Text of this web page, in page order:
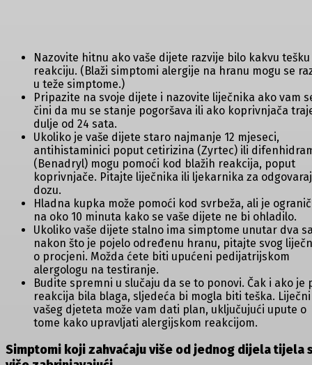
Nazovite hitnu ako vaše dijete razvije bilo kakvu tešku
reakciju. (Blaži simptomi alergije na hranu mogu se
u teže simptome.)
Pripazite na svoje dijete i nazovite liječnika ako vam
čini da mu se stanje pogoršava ili ako koprivnjača
dulje od 24 sata.
Ukoliko je vaše dijete staro najmanje 12 mjeseci,
antihistaminici poput cetirizina (Zyrtec) ili
(Benadryl) mogu pomoći kod blažih reakcija, poput
koprivnjače. Pitajte liječnika ili ljekarnika za
dozu.
Hladna kupka može pomoći kod svrbeža, ali je
na oko 10 minuta kako se vaše dijete ne bi ohladilo.
Ukoliko vaše dijete stalno ima simptome unutar dva
nakon što je pojelo određenu hranu, pitajte svog
o procjeni. Možda ćete biti upućeni pedijatrijskom
alergologu na testiranje.
Budite spremni u slučaju da se to ponovi. Čak i ako je
reakcija bila blaga, sljedeća bi mogla biti teška.
vašeg djeteta može vam dati plan, uključujući upute o
tome kako upravljati alergijskom reakcijom.
Simptomi koji zahvaćaju više od jednog dijela tijela